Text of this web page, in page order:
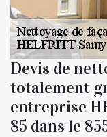
Devis de
totalement
entreprise
85 dans le